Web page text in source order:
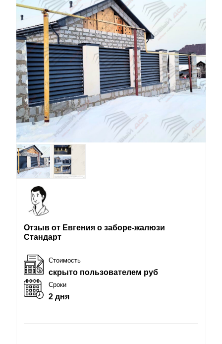
Отзыв от Евгения о заборе-жалюзи
Стандарт
Стоимость
скрыто пользователем руб
Сроки
2 дня